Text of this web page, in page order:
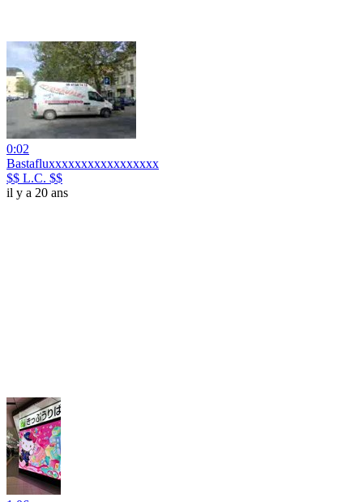
0:02
Bastafluxxxxxxxxxxxxxxxxx
$$ L.C. $$
il y a 20 ans